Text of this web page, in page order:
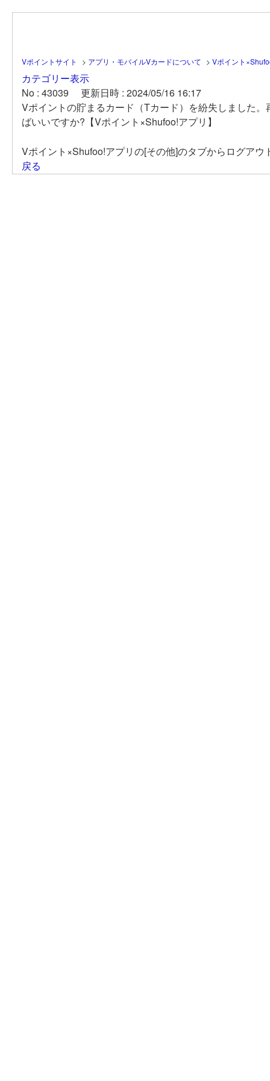
Vポイントサイト > アプリ・モバイルVカードについて > Vポイント
カテゴリー表示
No : 43039
更新日時 : 2024/05/16 16:17
Vポイントの貯まるカード（Tカード）を紛失しました
ばいいですか?【Vポイント×Shufoo!アプリ】
Vポイント×Shufoo!アプリの[その他]のタブからログア
戻る